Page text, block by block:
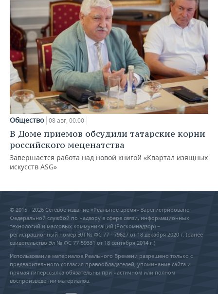
Общество 08 авг, 00:00
В Доме приемов обсудили татарские корни
российского меценатства
Завершается работа над новой книгой «Квартал изящных
искусств ASG»
© 2015 - 2026 Сетевое издание «Реальное время» Зарегистрировано
Федеральной службой по надзору в сфере связи, информационных
технологий и массовых коммуникаций (Роскомнадзор) –
регистрационный номер ЭЛ № ФС 77 - 79627 от 18 декабря 2020 г. (ранее
свидетельство Эл № ФС 77-59331 от 18 сентября 2014 г.)
Использование материалов Реального Времени разрешено только с
предварительного согласия правообладателей, упоминание сайта и
прямая гиперссылка обязательны при частичном или полном
воспроизведении материалов.